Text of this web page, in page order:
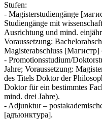
Stufen:
- Magisterstudiengänge
Studiengänge mit
Ausrichtung und mind.
Voraussetzung:
Magisterabschluss [Магистр]
- Promotionsstudium/
Jahre; Voraussetzung:
des Titels Doktor der
Doktor für ein bestimmtes
mind. drei Jahre).
- Adjunktur –
[адъюнктура].